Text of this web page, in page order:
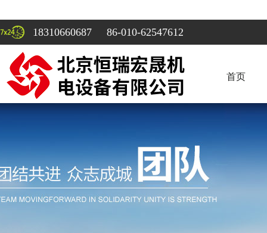
18310660687 86-010-62547612
首页